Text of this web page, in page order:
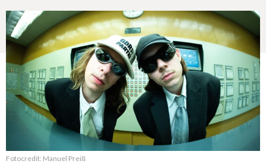
Fotocredit: Manuel Preiß